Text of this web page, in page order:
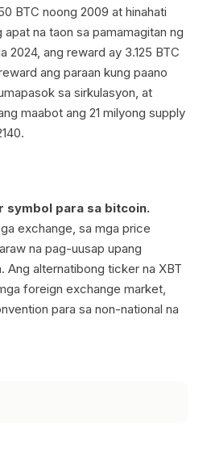
BTC noong 2009 at hinahati
na taon sa pamamagitan ng
2024, ang reward ay 3.125 BTC
ang paraan kung paano
sa sirkulasyon, at
maabot ang 21 milyong supply
symbol para sa bitcoin.
exchange, sa mga price
na pag-uusap upang
Ang alternatibong ticker na XBT
foreign exchange market,
para sa non-national na